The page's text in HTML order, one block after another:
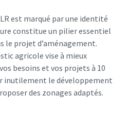
est marqué par une identité
constitue un pilier essentiel
le projet d’aménagement.​
agricole vise à mieux
besoins et vos projets à 10
inutilement le développement
des zonages adaptés.​